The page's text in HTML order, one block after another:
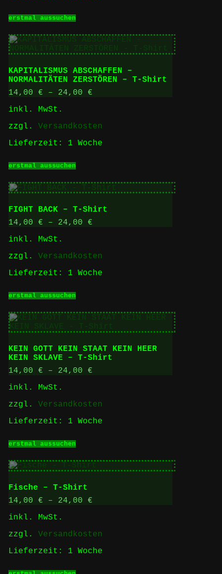
erstmal aussuchenProdukt
mehrere
Varianten
auf.
Die
Optionen
können
auf
werden
KAPITALISMUS ABSCHAFFEN –
NORMALITÄTEN ZERSTÖREN – T-Shirt
14,00 € – 24,00 €
inkl. MwSt.
zzgl. Versandkosten
Lieferzeit: 1 Woche
erstmal aussuchenProdukt
mehrere
Varianten
auf.
Die
Optionen
Produktseite
werden
FIGHT BACK – T-Shirt
14,00 € – 24,00 €
inkl. MwSt.
zzgl. Versandkosten
Lieferzeit: 1 Woche
erstmal aussuchenProdukt
mehrere
Varianten
auf.
Optionen
können
auf
werden
KEIN GOTT KEIN STAAT KEIN HEER
KEIN SKLAVE – T-Shirt
14,00 € – 24,00 €
inkl. MwSt.
zzgl. Versandkosten
Lieferzeit: 1 Woche
erstmal aussuchenProdukt
mehrere
Varianten
auf.
Die
Optionen
Produktseite
werden
Fische – T-Shirt
14,00 € – 24,00 €
inkl. MwSt.
zzgl. Versandkosten
Lieferzeit: 1 Woche